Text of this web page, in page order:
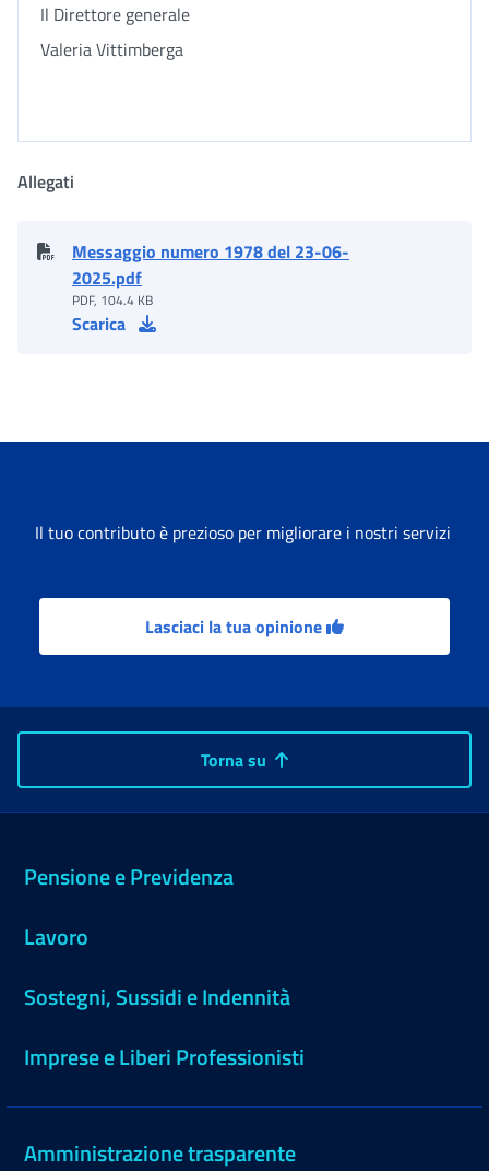
Il Direttore generale
Valeria Vittimberga
Allegati
Messaggio numero 1978 del 23-06-
2025.pdf
PDF, 104.4 KB
Scarica
Il tuo contributo è prezioso per migliorare i nostri servizi
Lasciaci la tua opinione
Torna su
Pensione e Previdenza
Lavoro
Sostegni, Sussidi e Indennità
Imprese e Liberi Professionisti
Amministrazione trasparente